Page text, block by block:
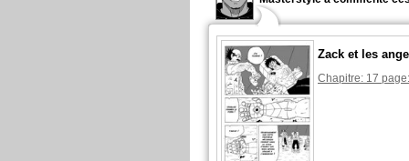
Zack et les
Chapitre: 17